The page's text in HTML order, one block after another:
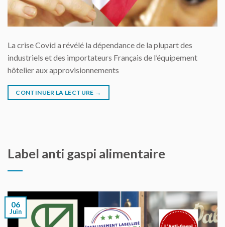
La crise Covid a révélé la dépendance de la plupart des
industriels et des importateurs Français de l’équipement
hôtelier aux approvisionnements
CONTINUER LA LECTURE →
Label anti gaspi alimentaire
06
Juin